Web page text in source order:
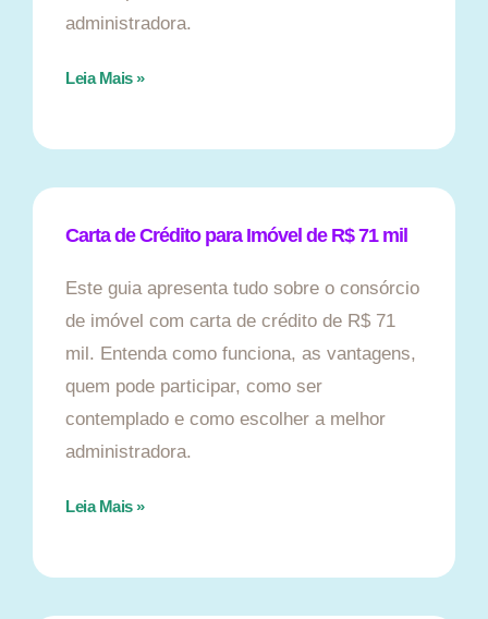
administradora.
Leia Mais »
Carta de Crédito para Imóvel de R$ 71 mil
Este guia apresenta tudo sobre o consórcio
de imóvel com carta de crédito de R$ 71
mil. Entenda como funciona, as vantagens,
quem pode participar, como ser
contemplado e como escolher a melhor
administradora.
Leia Mais »